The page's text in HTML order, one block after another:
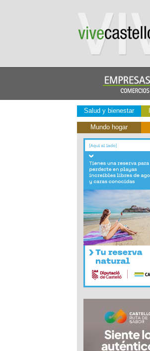
Salud y bienestar
Mundo hogar